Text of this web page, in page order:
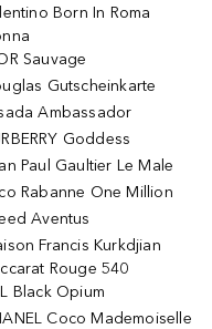
Born In Roma
Sauvage
Gutscheinkarte
Ambassador
Goddess
Paul Gaultier Le Male
Rabanne One Million
Aventus
Francis Kurkdjian
Rouge 540
Black Opium
Coco Mademoiselle